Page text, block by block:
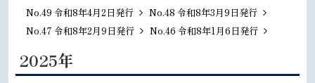
No.49 令和8年4月2日発行
No.48 令和8年3月9日発行
No.47 令和8年2月9日発行
No.46 令和8年1月6日発行
2025年